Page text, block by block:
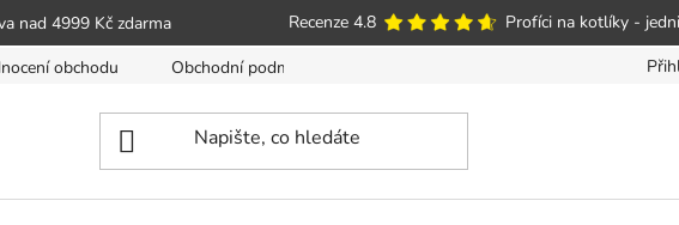
nad 4999 Kč zdarma Recenze 4.8 Profíci na kotlíky -
obchodu Obchodní podmínky Poučení o právu spotřebitele podat